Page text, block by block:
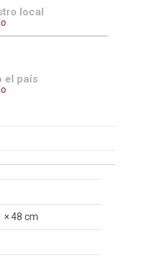
local
el país
× 48 cm